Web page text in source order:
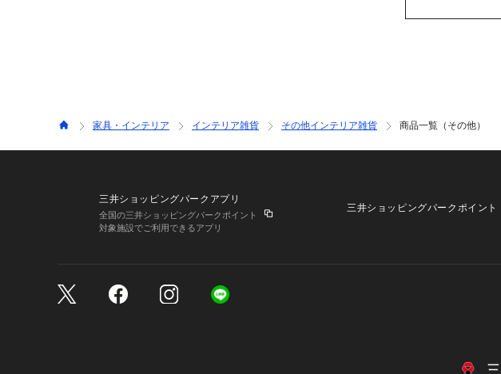
家具・インテリア インテリア雑貨 その他インテリア雑貨 商品一覧（その他）
三井ショッピングパークアプリ
全国の三井ショッピングパークポイント
対象施設でご利用できるアプリ
三井ショッピングパークポイント